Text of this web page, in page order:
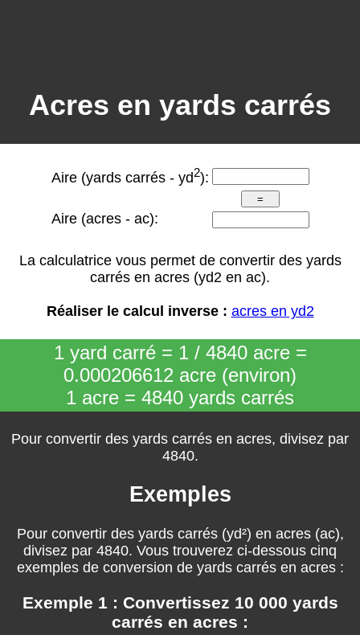
Acres en yards carrés
Aire (yards carrés - yd2):
Aire (acres - ac):
La calculatrice vous permet de convertir des yards
carrés en acres (yd2 en ac).
Réaliser le calcul inverse : acres en yd2
1 yard carré = 1 / 4840 acre =
0.000206612 acre (environ)
1 acre = 4840 yards carrés
Pour convertir des yards carrés en acres, divisez par
4840.
Exemples
Pour convertir des yards carrés (yd²) en acres (ac),
divisez par 4840. Vous trouverez ci-dessous cinq
exemples de conversion de yards carrés en acres :
Exemple 1 : Convertissez 10 000 yards
carrés en acres :